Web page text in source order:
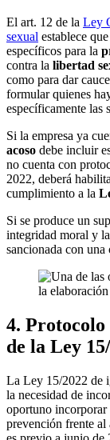
El art. 12 de la Ley
sexual establece
específicos para la
contra la libertad
como para dar
formular quienes
específicamente las
Si la empresa ya
acoso debe incluir
no cuenta con
2022, deberá
cumplimiento a la
Si se produce un
integridad moral y
sancionada con una
4.
de la Ley
La Ley 15/2022 de
la necesidad de
oportuno incorporar
prevención frente al